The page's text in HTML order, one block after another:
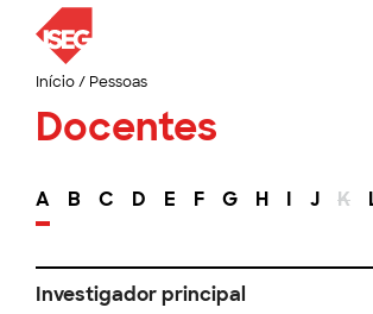
Início/ Pessoas
Docentes
A B C D E F G H I J K
Investigador principal